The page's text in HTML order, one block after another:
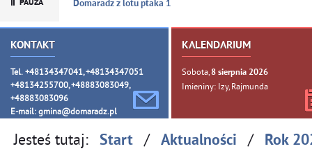
Domaradz z lotu ptaka 1
KONTAKT
Tel. +48134347041, +48134347051
+48134255700, +48883083049,
+48883083096
E-mail: gmina@domaradz.pl
KALENDARIUM
Sobota, 8sierpnia 2026
Imieniny: Izy, Rajmunda
Jesteś tutaj: Start / Aktualności / Rok